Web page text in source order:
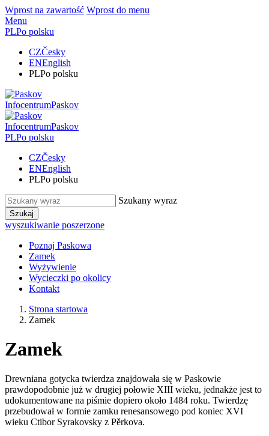
Wprost na zawartość Wprost do menu
Menu
PLPo polsku
CZČesky
ENEnglish
PLPo polsku
InfocentrumPaskov
InfocentrumPaskov
PLPo polsku
CZČesky
ENEnglish
PLPo polsku
Szukany wyraz
Szukaj
wyszukiwanie poszerzone
Poznaj Paskowa
Zamek
Wyżywienie
Wycieczki po okolicy
Kontakt
Strona startowa
Zamek
Zamek
Drewniana gotycka twierdza znajdowała się w Paskowie
prawdopodobnie już w drugiej połowie XIII wieku, jednakże jest to
udokumentowane na piśmie dopiero około 1484 roku. Twierdzę
przebudował w formie zamku renesansowego pod koniec XVI
wieku Ctibor Syrakovsky z Pěrkova.